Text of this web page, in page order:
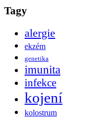
Tagy
alergie
ekzém
genetika
imunita
infekce
kojení
kolostrum